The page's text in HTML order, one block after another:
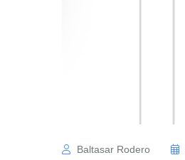
Baltasar Rodero